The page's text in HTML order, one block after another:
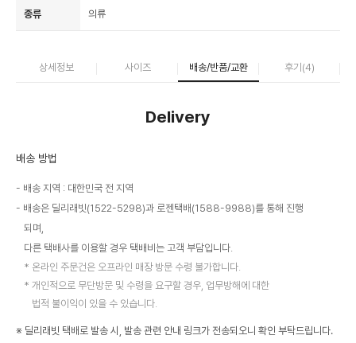
종류 의류
상세정보 사이즈 배송/반품/교환 후기(4)
Delivery
배송 방법
배송 지역 : 대한민국 전 지역
배송은 딜리래빗(1522-5298)과 로젠택배(1588-9988)를 통해 진행
되며,
다른 택배사를 이용할 경우 택배비는 고객 부담입니다.
온라인 주문건은 오프라인 매장 방문 수령 불가합니다.
개인적으로 무단방문 및 수령을 요구할 경우, 업무방해에 대한
법적 불이익이 있을 수 있습니다.
※ 딜리래빗 택배로 발송 시, 발송 관련 안내 링크가 전송되오니 확인 부탁드립니다.